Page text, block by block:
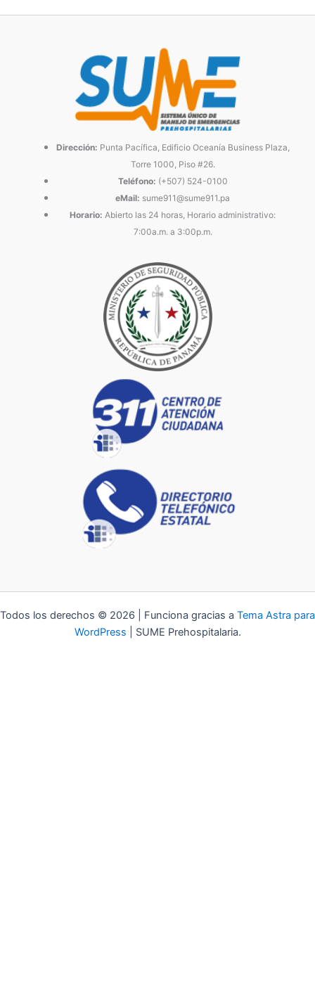
Dirección: Punta Pacífica, Edificio Oceanía Business Plaza,
Torre 1000, Piso #26.
Teléfono: (+507) 524-0100
eMail: sume911@sume911.pa
Horario: Abierto las 24 horas, Horario administrativo:
7:00a.m. a 3:00p.m.
Todos los derechos © 2026 | Funciona gracias a Tema Astra para
WordPress | SUME Prehospitalaria.